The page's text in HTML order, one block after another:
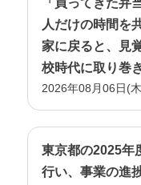
「買ってきた弁
人だけの時間を
家に戻ると、見
校時代に取り巻
2026年08月06日(
東京都の2025年
行い、事業の進